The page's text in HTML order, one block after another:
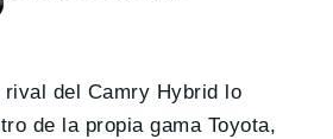
del Camry Hybrid lo
de la propia gama Toyota,